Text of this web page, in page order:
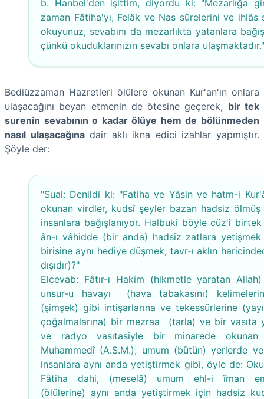
b. Hanbel'den işittim, diyordu ki: "Mezarlığa
zaman Fâtiha'yı, Felâk ve Nas sûrelerini ve ihlâs
okuyunuz, sevabını da mezarlıkta yatanlara
çünkü okuduklarınızın sevabı onlara ulaşmaktadır."
Bediüzzaman Hazretleri ölülere okunan Kur'an'ın onlara
ulaşacağını beyan etmenin de ötesine geçerek, bir tek
surenin sevabının o kadar ölüye hem de bölünmeden
nasıl ulaşacağınadair aklı ikna edici izahlar yapmıştır.
Şöyle der:
"Sual: Denildi ki: "Fatiha ve Yâsin ve hatm-i
okunan virdler, kudsî şeyler bazan hadsiz
insanlara bağışlanıyor. Halbuki böyle cüz'î
ân-ı vâhidde (bir anda) hadsiz zatlara
birisine aynı hediye düşmek, tavr-ı aklın
dışıdır)?"
Elcevab: Fâtır-ı Hakîm (hikmetle yaratan Allah)
unsur-u havayı (hava tabakasını)
(şimşek) gibi intişarlarına ve tekessürlerine
çoğalmalarına) bir mezraa (tarla) ve bir vasıta
ve radyo vasıtasiyle bir minarede okunan
Muhammedî (A.S.M.); umum (bütün) yerlerde
insanlara aynı anda yetiştirmek gibi, öyle de:
Fâtiha dahi, (meselâ) umum ehl-i îman
(ölülerine) aynı anda yetiştirmek için hadsiz